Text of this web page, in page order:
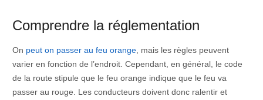
Comprendre la réglementation
On peut on passer au feu orange, mais les règles peuvent
varier en fonction de l’endroit. Cependant, en général, le code
de la route stipule que le feu orange indique que le feu va
passer au rouge. Les conducteurs doivent donc ralentir et